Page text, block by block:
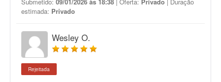
estimada: Privado
Wesley O.
Rejeitada